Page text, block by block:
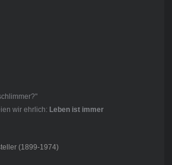
wir ehrlich: Leben ist immer
(1899-1974)